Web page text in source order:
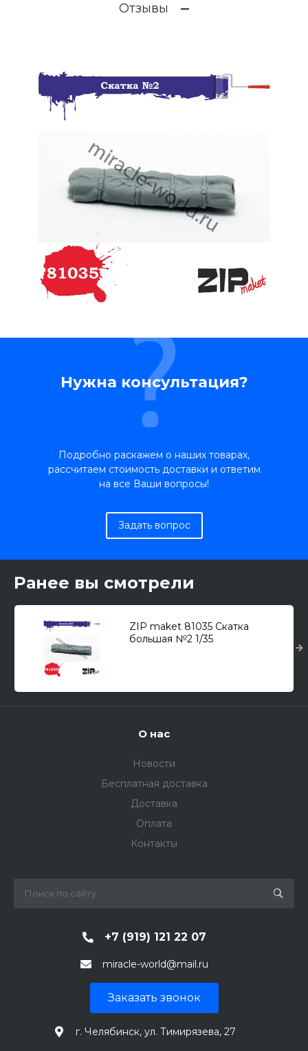
Отзывы
Нужна консультация?
Подробно раскажем о наших товарах,
рассчитаем стоимость доставки и ответим
на все Ваши вопросы!
Задать вопрос
Ранее вы смотрели
ZIP maket 81035 Скатка
большая №2 1/35
О нас
Новости
Бесплатная доставка
Доставка
Оплата
Контакты
+7 (919) 121 22 07
miracle-world@mail.ru
Заказать звонок
г. Челябинск, ул. Тимирязева, 27